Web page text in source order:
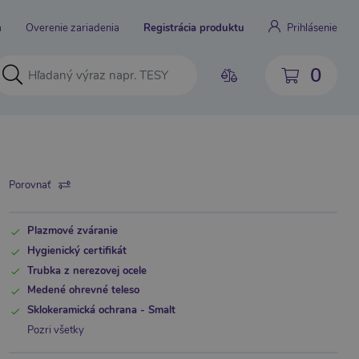
Overenie zariadenia Registrácia produktu Prihlásenie
0
Porovnať
Plazmové zváranie
Hygienický certifikát
Trubka z nerezovej ocele
Medené ohrevné teleso
Sklokeramická ochrana - Smalt
Pozri všetky